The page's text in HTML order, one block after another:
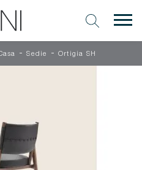
-Sedie - Ortigia SH